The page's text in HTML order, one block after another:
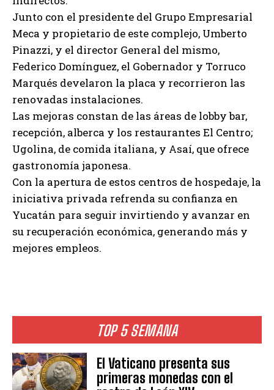
TOP 5 SEMANA
El Vaticano presenta sus
primeras monedas con el
Junto con el presidente del Grupo Empresarial
Meca y propietario de este complejo, Umberto
Pinazzi, y el director General del mismo,
Federico Domínguez, el Gobernador y Torruco
Marqués develaron la placa y recorrieron las
renovadas instalaciones.
Las mejoras constan de las áreas de lobby bar,
recepción, alberca y los restaurantes El Centro;
Ugolina, de comida italiana, y Asaí, que ofrece
gastronomía japonesa.
Con la apertura de estos centros de hospedaje, la
iniciativa privada refrenda su confianza en
Yucatán para seguir invirtiendo y avanzar en
su recuperación económica, generando más y
mejores empleos.